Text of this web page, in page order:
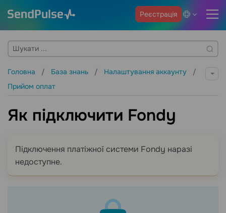
Реєстрація
Головна База знань
Налаштування аккаунту
Прийом оплат
Як підключити Fondy
Підключення платіжної системи Fondy наразі
недоступне.